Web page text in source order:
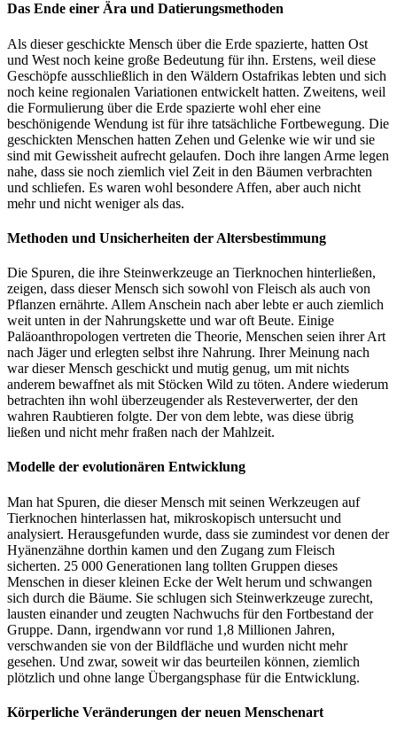
Das Ende einer Ära und Datierungsmethoden
Als dieser geschickte Mensch über die Erde spazierte, hatten Ost
und West noch keine große Bedeutung für ihn. Erstens, weil diese
Geschöpfe ausschließlich in den Wäldern Ostafrikas lebten und sich
noch keine regionalen Variationen entwickelt hatten. Zweitens, weil
die Formulierung über die Erde spazierte wohl eher eine
beschönigende Wendung ist für ihre tatsächliche Fortbewegung. Die
geschickten Menschen hatten Zehen und Gelenke wie wir und sie
sind mit Gewissheit aufrecht gelaufen. Doch ihre langen Arme legen
nahe, dass sie noch ziemlich viel Zeit in den Bäumen verbrachten
und schliefen. Es waren wohl besondere Affen, aber auch nicht
mehr und nicht weniger als das.
Methoden und Unsicherheiten der Altersbestimmung
Die Spuren, die ihre Steinwerkzeuge an Tierknochen hinterließen,
zeigen, dass dieser Mensch sich sowohl von Fleisch als auch von
Pflanzen ernährte. Allem Anschein nach aber lebte er auch ziemlich
weit unten in der Nahrungskette und war oft Beute. Einige
Paläoanthropologen vertreten die Theorie, Menschen seien ihrer Art
nach Jäger und erlegten selbst ihre Nahrung. Ihrer Meinung nach
war dieser Mensch geschickt und mutig genug, um mit nichts
anderem bewaffnet als mit Stöcken Wild zu töten. Andere wiederum
betrachten ihn wohl überzeugender als Resteverwerter, der den
wahren Raubtieren folgte. Der von dem lebte, was diese übrig
ließen und nicht mehr fraßen nach der Mahlzeit.
Modelle der evolutionären Entwicklung
Man hat Spuren, die dieser Mensch mit seinen Werkzeugen auf
Tierknochen hinterlassen hat, mikroskopisch untersucht und
analysiert. Herausgefunden wurde, dass sie zumindest vor denen der
Hyänenzähne dorthin kamen und den Zugang zum Fleisch
sicherten. 25 000 Generationen lang tollten Gruppen dieses
Menschen in dieser kleinen Ecke der Welt herum und schwangen
sich durch die Bäume. Sie schlugen sich Steinwerkzeuge zurecht,
lausten einander und zeugten Nachwuchs für den Fortbestand der
Gruppe. Dann, irgendwann vor rund 1,8 Millionen Jahren,
verschwanden sie von der Bildfläche und wurden nicht mehr
gesehen. Und zwar, soweit wir das beurteilen können, ziemlich
plötzlich und ohne lange Übergangsphase für die Entwicklung.
Körperliche Veränderungen der neuen Menschenart